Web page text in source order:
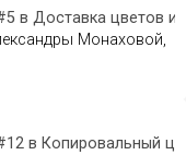
в Доставка цветов и
Монаховой,
в Копировальный